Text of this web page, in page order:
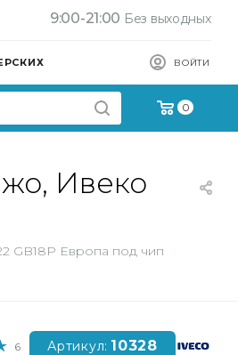
9:00-21:00 Без выходных
ВОЙТИ
0
Ивеко
GB18P Европа под чип
6 Артикул: 10328